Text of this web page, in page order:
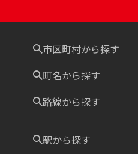
市区町村から探す
町名から探す
路線から探す
駅から探す